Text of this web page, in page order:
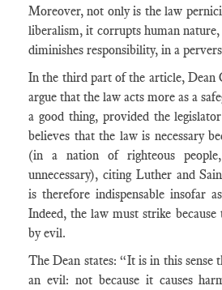
Moreover, not only is the law
liberalism, it corrupts human
diminishes responsibility, in a
In the third part of the article, Dean
argue that the law acts more as a
a good thing, provided the
believes that the law is necessary
(in a nation of righteous
unnecessary), citing Luther and
is therefore indispensable insofar
Indeed, the law must strike
by evil.
The Dean states: “It is in this sense
an evil: not because it causes